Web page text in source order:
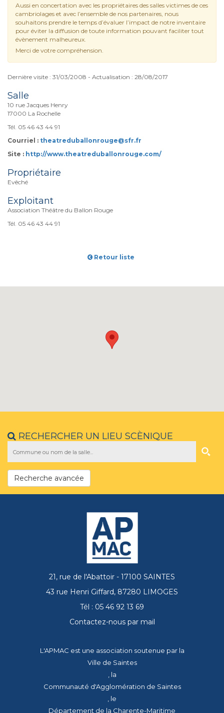
Aussi en concertation avec les propriétaires des salles victimes de ces
cambriolages et avec l’ensemble de nos partenaires, nous
souhaitons prendre le temps d’évaluer l’impact de notre inventaire
pour éviter la diffusion de toute information pouvant faciliter tout
évènement malheureux.
Merci de votre compréhension.
Dernière visite : 31/03/2008 - Actualisation : 28/08/2017
Salle
10 rue Jacques Henry
17000 La Rochelle
Tél. 05 46 43 44 91
Courriel : theatreduballonrouge@sfr.fr
Site : http://www.theatreduballonrouge.com/
Propriétaire
Evêché
Exploitant
Association Théâtre du Ballon Rouge
Tél. 05 46 43 44 91
Retour liste
RECHERCHER UN LIEU SCÈNIQUE
Recherche avancée
21, rue de l'Abattoir - 17100 SAINTES
43 rue Henri Giffard, 87280 LIMOGES
Tél : 05 46 92 13 69
Contactez-nous par mail
L'APMAC est une association soutenue par la
Ville de Saintes
, la
Communauté d'Agglomération de Saintes
, le
Département de la Charente-Maritime